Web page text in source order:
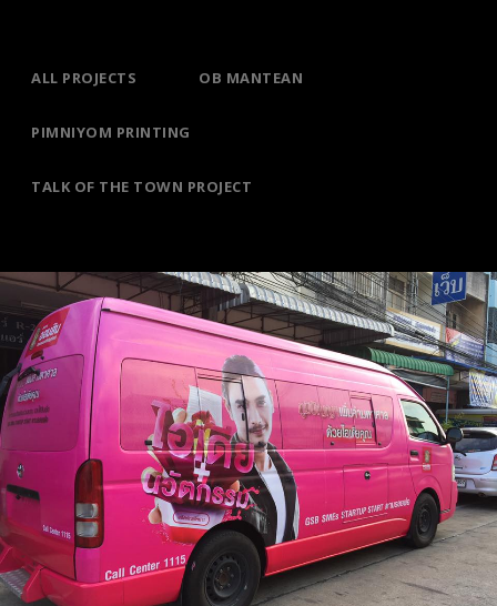
ALL PROJECTS OB MANTEAN
PIMNIYOM PRINTING
TALK OF THE TOWN PROJECT